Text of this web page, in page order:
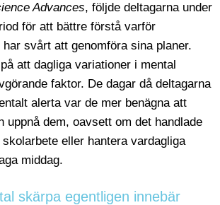
Advances, följde deltagarna under
för att bättre förstå varför
svårt att genomföra sina planer.
att dagliga variationer i mental
faktor. De dagar då deltagarna
alerta var de mer benägna att
uppnå dem, oavsett om det handlade
eller hantera vardagliga
middag.
skärpa egentligen innebär